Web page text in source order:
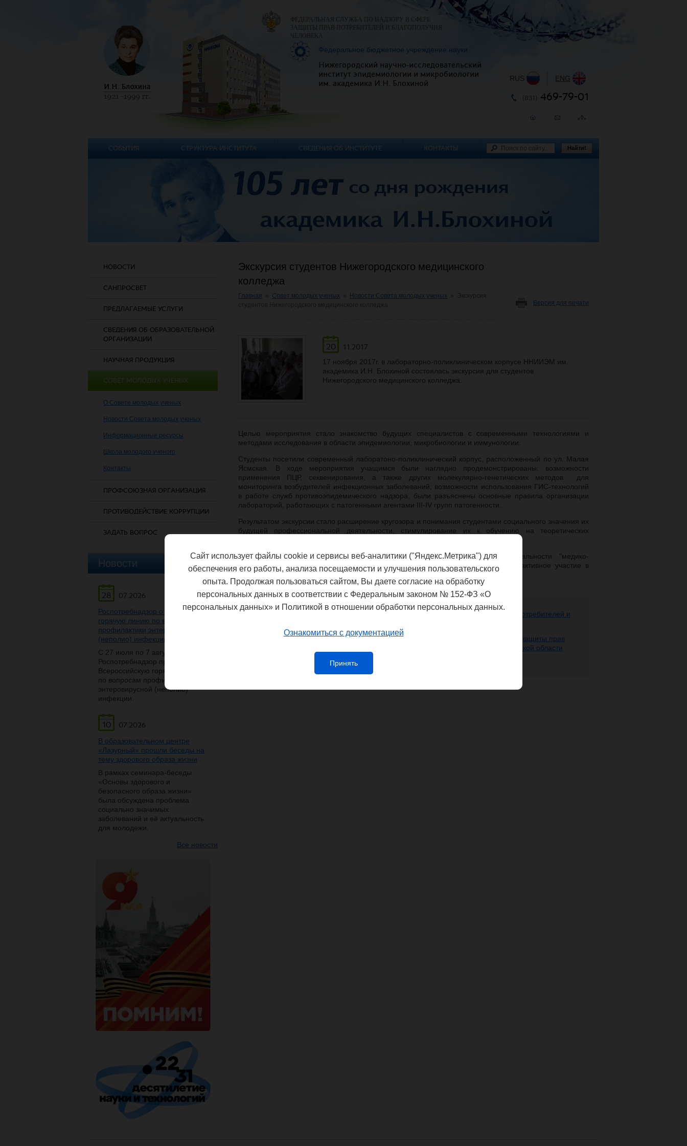
НОВОСТИ
САНПРОСВЕТ
ПРЕДЛАГАЕМЫЕ УСЛУГИ
СВЕДЕНИЯ ОБ ОБРАЗОВАТЕЛЬНОЙ
ОРГАНИЗАЦИИ
НАУЧНАЯ ПРОДУКЦИЯ
СОВЕТ МОЛОДЫХ УЧЕНЫХ
О Совете молодых ученых
Новости Совета молодых ученых
Информационные ресурсы
Школа молодого ученого
Контакты
ПРОФСОЮЗНАЯ ОРГАНИЗАЦИЯ
ПРОТИВОДЕЙСТВИЕ КОРРУПЦИИ
ЗАДАТЬ ВОПРОС
Новости
28
07.2026
Роспотребнадзор открывает
горячую линию по вопросам
профилактики энтеровирусной
(неполио) инфекции
С 27 июля по 7 августа
Роспотребнадзор проведет
Всероссийскую горячую линию
по вопросам профилактики
энтеровирусной (неполио)
инфекции.
10
07.2026
В образовательном центре
«Лазурный» прошли беседы на
тему здорового образа жизни
В рамках семинара-беседы
«Основы здорового и
безопасного образа жизни»
была обсуждена проблема
социально значимых
заболеваний и её актуальность
для молодежи.
Все новости
Экскурсия студентов Нижегородского медицинского
колледжа
Главная Совет молодых ученых Новости Совета молодых ученых
Версия для печати
20
11.2017
17 ноября 2017г. в лабораторно-поликлиническом корпусе ННИИЭМ им.
академика И.Н. Блохиной состоялась экскурсия для студентов
Нижегородского медицинского колледжа.
Целью мероприятия стало знакомство будущих специалистов с современными технологиями и
методами исследования в области эпидемиологии, микробиологии и иммунологии.
Студенты посетили современный лаборатоно-поликлинический корпус, расположенный по ул. Малая
Ясмская. В ходе мероприятия учащимся были наглядно продемонстрированы: возможности
применения ПЦР, секвенирования, а также других молекулярно-генетических методов для
мониторинга возбудителей инфекционных заболеваний; возможности использования ГИС-технологий
в работе служб противоэпидемического надзора; были разъяснены основные правила организации
лабораторий, работающих с патогенными агентами III-IV групп патогенности.
Результатом экскурсии стало расширение кругозора и понимания студентами социального значения их
будущей профессиональной деятельности, стимулирование их к обучению на теоретических
Всего экскурсию посетили 24 студента I курса, обучающихся по специальности "медико-
профилактическое дело". Молодые ученые и специалисты института приняли активное участие в
организации и проведении мероприятия.
Федеральная служба по надзору в сфере защиты прав потребителей и
Управление Федеральной службы по надзору в сфере защиты прав
потребителей и благополучия человека по Нижегородской области
ФЕДЕРАЛЬНАЯ СЛУЖБА ПО НАДЗОРУ В СФЕРЕ
ЗАЩИТЫ ПРАВ ПОТРЕБИТЕЛЕЙ И БЛАГОПОЛУЧИЯ
ЧЕЛОВЕКА
Федеральное бюджетное учреждение науки
Нижегородский научно-исследовательский
институт эпидемиологии и микробиологии
им. академика И.Н. Блохиной
RUS ENG
469-79-01
СОБЫТИЯ СТРУКТУРА ИНСТИТУТА СВЕДЕНИЯ ОБ ИНСТИТУТЕ КОНТАКТЫ Найти!
Сайт использует файлы cookie и сервисы веб-аналитики ("Яндекс.Метрика") для
обеспечения его работы, анализа посещаемости и улучшения пользовательского
опыта. Продолжая пользоваться сайтом, Вы даете согласие на обработку
персональных данных в соответствии с Федеральным законом № 152-ФЗ «О
персональных данных» и Политикой в отношении обработки персональных данных.
Ознакомиться с документацией
Принять